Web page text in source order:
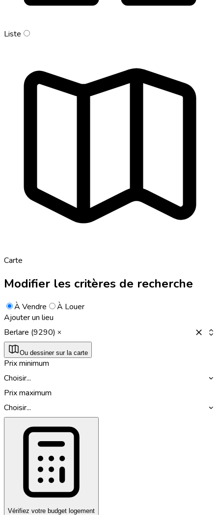
Liste
Carte
Modifier les critères de recherche
À Vendre
À Louer
Ajouter un lieu
Berlare (9290)
Ou dessiner sur la carte
Prix minimum
Choisir...
Prix maximum
Choisir...
Vérifiez votre budget logement